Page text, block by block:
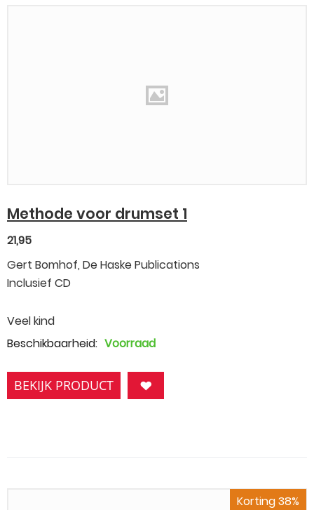
Methode voor drumset 1
21,95
Gert Bomhof, De Haske Publications
Inclusief CD
Veel kind
Beschikbaarheid: Voorraad
BEKIJK PRODUCT
Korting 38%